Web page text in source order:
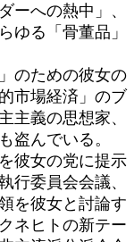
ーへの熱中」、
ゆる「骨董品」
のための彼女の
市場経済」のブ
主義の思想家、
盗んでいる。
彼女の党に提示
行委員会会議、
を彼女と討論す
ネヒトの新テー